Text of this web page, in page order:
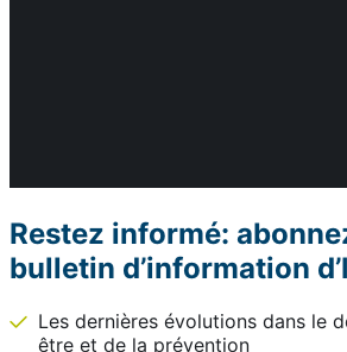
Restez informé:
bulletin d’information
Les dernières évolutions dans le
être et de la prévention